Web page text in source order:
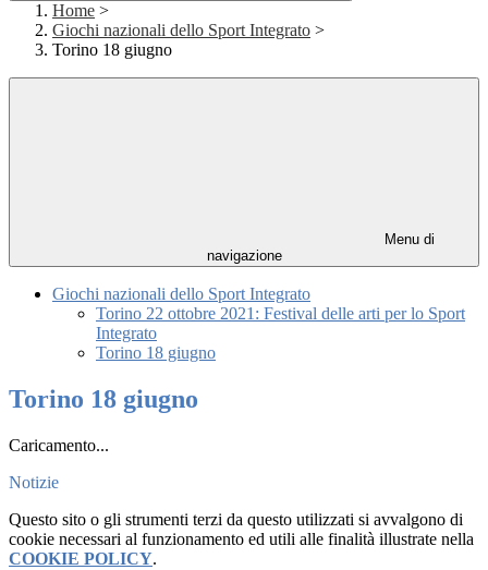
Home >
Giochi nazionali dello Sport Integrato >
Torino 18 giugno
Menu di
navigazione
Giochi nazionali dello Sport Integrato
Torino 22 ottobre 2021: Festival delle arti per lo Sport
Integrato
Torino 18 giugno
Torino 18 giugno
Caricamento...
Notizie
Questo sito o gli strumenti terzi da questo utilizzati si avvalgono di
cookie necessari al funzionamento ed utili alle finalità illustrate nella
COOKIE POLICY.